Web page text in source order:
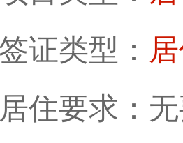
签证类型：
居住要求：